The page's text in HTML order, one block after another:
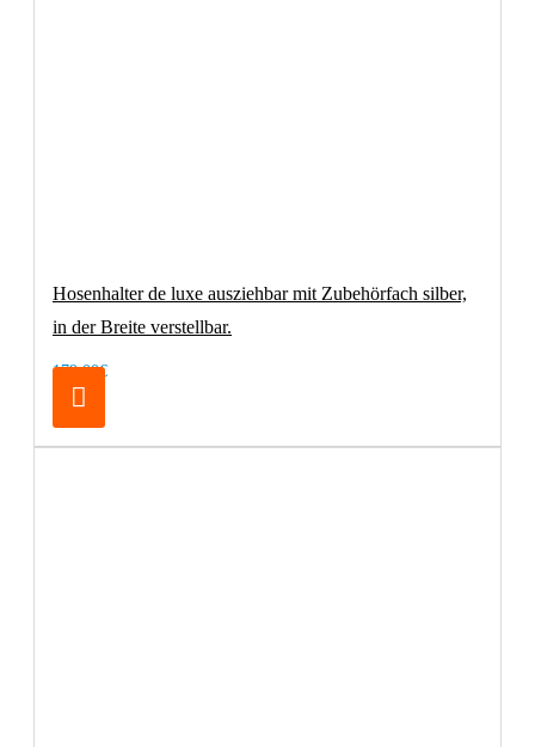
Hosenhalter de luxe ausziehbar mit Zubehörfach silber,
in der Breite verstellbar.
179,00€